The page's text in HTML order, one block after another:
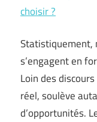
choisir ?
Statistiquement,
s’engagent en
Loin des
réel, soulève
d’opportunités.